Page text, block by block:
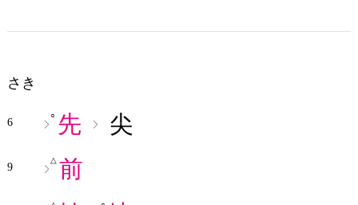
さき
6
○ 先 尖
9
△ 前